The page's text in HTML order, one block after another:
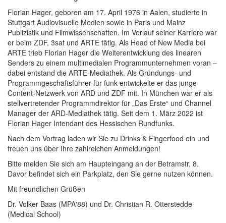
Florian Hager, geboren am 17. April 1976 in Aalen, studierte in
Stuttgart Audiovisuelle Medien sowie in Paris und Mainz
Publizistik und Filmwissenschaften. Im Verlauf seiner Karriere war
er beim ZDF, 3sat und ARTE tätig. Als Head of New Media bei
ARTE trieb Florian Hager die Weiterentwicklung des linearen
Senders zu einem multimedialen Programmunternehmen voran –
dabei entstand die ARTE-Mediathek. Als Gründungs- und
Programmgeschäftsführer für funk entwickelte er das junge
Content-Netzwerk von ARD und ZDF mit. In München war er als
stellvertretender Programmdirektor für „Das Erste“ und Channel
Manager der ARD-Mediathek tätig. Seit dem 1. März 2022 ist
Florian Hager Intendant des Hessischen Rundfunks.
Nach dem Vortrag laden wir Sie zu Drinks & Fingerfood ein und
freuen uns über Ihre zahlreichen Anmeldungen!
Bitte melden Sie sich am Haupteingang an der Betramstr. 8.
Davor befindet sich ein Parkplatz, den Sie gerne nutzen können.
Mit freundlichen Grüßen
Dr. Volker Baas (MPA'88) und Dr. Christian R. Otterstedde
(Medical School)